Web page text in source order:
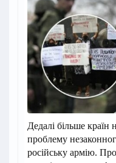
Дедалі більше країн
проблему
російську армію.